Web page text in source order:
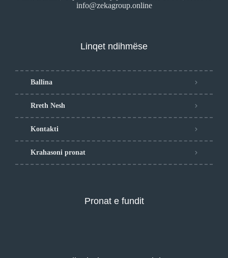
info@zekagroup.online
Linqet ndihmëse
Ballina
Rreth Nesh
Kontakti
Krahasoni pronat
Pronat e fundit